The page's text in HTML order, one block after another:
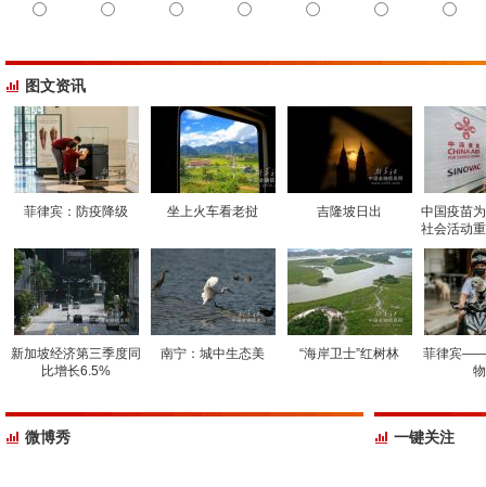
图文资讯
菲律宾：防疫降级 坐上火车看老挝 吉隆坡日出
中国疫苗
社会活动
新加坡经济第三季度同
比增长6.5%
南宁：城中生态美 “海岸卫士”红树林
菲律宾
微博秀 一键关注